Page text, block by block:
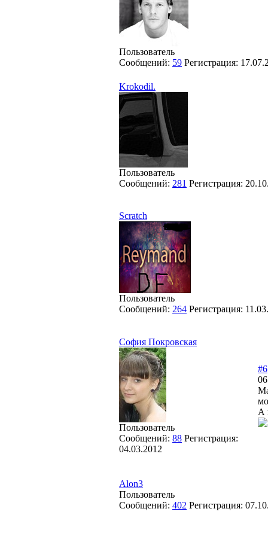
Пользователь
Сообщений: 59 Регистрация:
Krokodil.
Пользователь
Сообщений: 281 Регистрация:
Scratch
Пользователь
Сообщений: 264 Регистрация:
София Покровская
Пользователь
Сообщений: 88 Регистрация:
04.03.2012
#6
А
Alon3
Пользователь
Сообщений: 402 Регистрация: